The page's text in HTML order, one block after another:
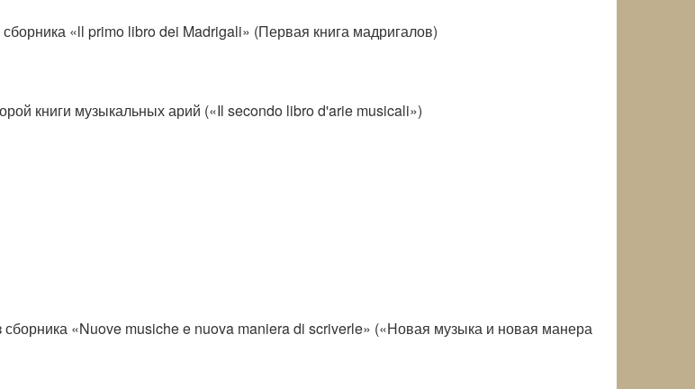
«ll primo libro dei Madrigali» (Первая книга мадригалов)
книги музыкальных арий («Il secondo libro d'arie musicali»)
«Nuove musiche e nuova maniera di scriverle» («Новая музыка и новая манера